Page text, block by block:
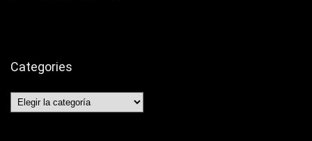
Categories
Categories